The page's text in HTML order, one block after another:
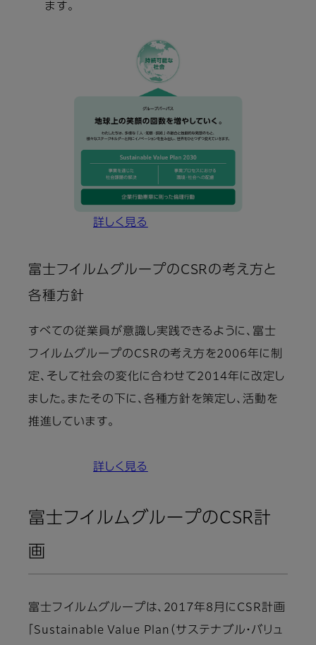
ます。
詳しく見る
富士フイルムグループのCSRの考え方と
各種方針
すべての従業員が意識し実践できるように、富士
フイルムグループのCSRの考え方を2006年に制
定、そして社会の変化に合わせて2014年に改定し
ました。またその下に、各種方針を策定し、活動を
推進しています。
詳しく見る
富士フイルムグループのCSR計
画
富士フイルムグループは、2017年8月にCSR計画
「Sustainable Value Plan（サステナブル・バリュ